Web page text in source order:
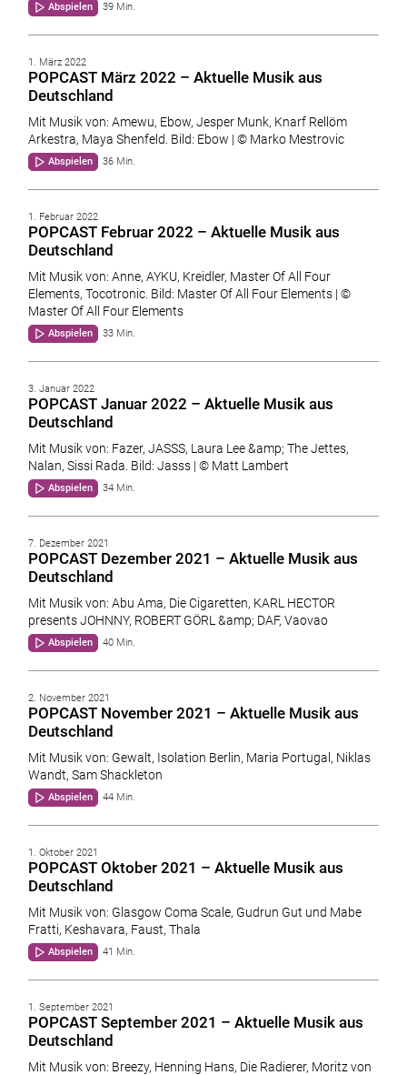
Abspielen 39 Min.
1. März 2022
POPCAST März 2022 – Aktuelle Musik aus
Deutschland
Mit Musik von: Amewu, Ebow, Jesper Munk, Knarf Rellöm
Arkestra, Maya Shenfeld. Bild: Ebow | © Marko Mestrovic
Abspielen 36 Min.
1. Februar 2022
POPCAST Februar 2022 – Aktuelle Musik aus
Deutschland
Mit Musik von: Anne, AYKU, Kreidler, Master Of All Four
Elements, Tocotronic. Bild: Master Of All Four Elements | ©
Master Of All Four Elements
Abspielen 33 Min.
3. Januar 2022
POPCAST Januar 2022 – Aktuelle Musik aus
Deutschland
Mit Musik von: Fazer, JASSS, Laura Lee &amp; The Jettes,
Nalan, Sissi Rada. Bild: Jasss | © Matt Lambert
Abspielen 34 Min.
7. Dezember 2021
POPCAST Dezember 2021 – Aktuelle Musik aus
Deutschland
Mit Musik von: Abu Ama, Die Cigaretten, KARL HECTOR
presents JOHNNY, ROBERT GÖRL &amp; DAF, Vaovao
Abspielen 40 Min.
2. November 2021
POPCAST November 2021 – Aktuelle Musik aus
Deutschland
Mit Musik von: Gewalt, Isolation Berlin, Maria Portugal, Niklas
Wandt, Sam Shackleton
Abspielen 44 Min.
1. Oktober 2021
POPCAST Oktober 2021 – Aktuelle Musik aus
Deutschland
Mit Musik von: Glasgow Coma Scale, Gudrun Gut und Mabe
Fratti, Keshavara, Faust, Thala
Abspielen 41 Min.
1. September 2021
POPCAST September 2021 – Aktuelle Musik aus
Deutschland
Mit Musik von: Breezy, Henning Hans, Die Radierer, Moritz von